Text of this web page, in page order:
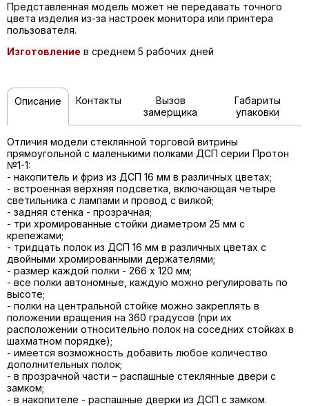
Представленная модель может не передавать точного
цвета изделия из-за настроек монитора или принтера
пользователя.
Изготовление в среднем 5 рабочих дней
Описание Контакты
Вызов
замерщика
Габариты
упаковки
Отличия модели стеклянной торговой витрины
прямоугольной с маленькими полками ДСП серии Протон
№1-1:
- накопитель и фриз из ДСП 16 мм в различных цветах;
- встроенная верхняя подсветка, включающая четыре
светильника с лампами и провод с вилкой;
- задняя стенка - прозрачная;
- три хромированные стойки диаметром 25 мм с
крепежами;
- тридцать полок из ДСП 16 мм в различных цветах с
двойными хромированными держателями;
- размер каждой полки - 266 х 120 мм;
- все полки автономные, каждую можно регулировать по
высоте;
- полки на центральной стойке можно закреплять в
положении вращения на 360 градусов (при их
расположении относительно полок на соседних стойках в
шахматном порядке);
- имеется возможность добавить любое количество
дополнительных полок;
- в прозрачной части – распашные стеклянные двери с
замком;
- в накопителе - распашные дверки из ДСП с замком.